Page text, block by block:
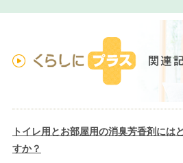
トイレ用とお部屋用の消臭芳香剤には
すか？